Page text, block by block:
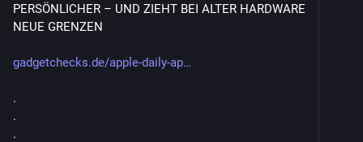
PERSÖNLICHER – UND ZIEHT BEI ALTER HARDWARE
NEUE GRENZEN
gadgetchecks.de/apple-daily-ap
.
.
.